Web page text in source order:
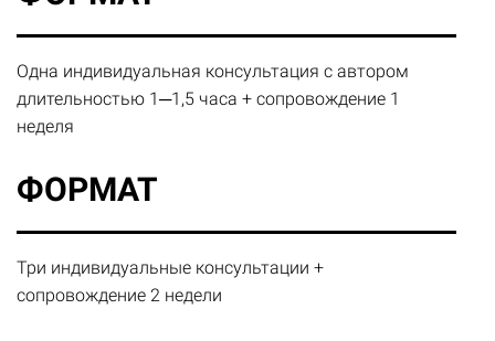
Одна индивидуальная консультация с автором
длительностью 1─1,5 часа + сопровождение 1
неделя
ФОРМАТ
Три индивидуальные консультации +
сопровождение 2 недели